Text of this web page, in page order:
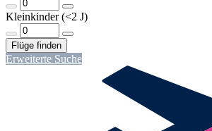
Kleinkinder (<2 J)
Erweiterte Suche